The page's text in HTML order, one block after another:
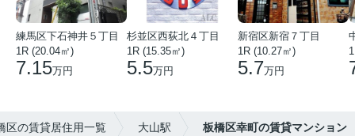
練馬区下石神井５丁目
1R (20.04㎡)
7.15万円
杉並区西荻北４丁目
1R (15.35㎡)
5.5万円
新宿区新宿７丁目
1R (10.27㎡)
5.7万円
区の賃貸居住用一覧 大山駅 板橋区幸町の賃貸マンション